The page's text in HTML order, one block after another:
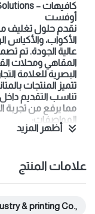
أوفست
نقدم حلول تغليف
الأكواب، والأكياس
عالية الجودة. تم
المقاهي ومحلات
البصرية للعلامة
تتميز المنتجات
تناسب التقديم داخل
مما يرفع من تجربة
المواصفات:
• التصميم:
ساندويتش / دونات
بصمة (Embossing/Debossing)، كفراج (Foil Stamping)
نطاق المنتجات:
أظهر المزيد
علامات المنتج
& printing Co.,